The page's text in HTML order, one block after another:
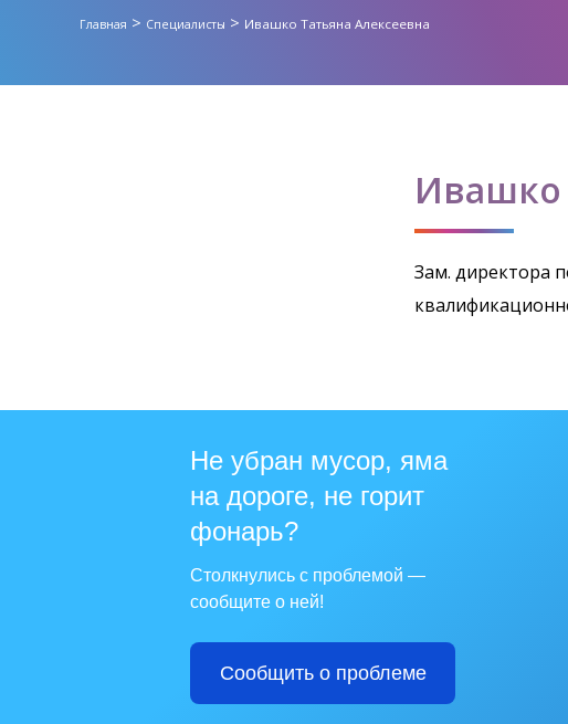
Главная > Специалисты > Ивашко Татьяна Алексеевна
Ивашко
Зам. директора
Не убран мусор, яма
на дороге, не горит
фонарь?
Столкнулись с проблемой —
сообщите о ней!
Сообщить о проблеме